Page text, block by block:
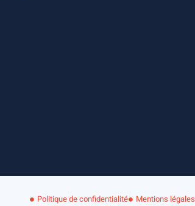
Politique de confidentialité Mentions légales